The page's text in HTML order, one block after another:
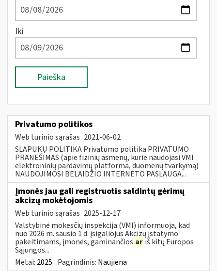
Iki
Paieška
Privatumo politikos
Web turinio sąrašas 2021-06-02
SLAPUKŲ POLITIKA Privatumo politika PRIVATUMO
PRANEŠIMAS (apie fizinių asmenų, kurie naudojasi VMI
elektroninių pardavimų platforma, duomenų tvarkymą)
NAUDOJIMOSI BELAIDŽIO INTERNETO PASLAUGA...
Įmonės jau gali registruotis saldintų gėrimų
akcizų mokėtojomis
Web turinio sąrašas 2025-12-17
Valstybinė mokesčių inspekcija (VMI) informuoja, kad
nuo 2026 m. sausio 1 d. įsigaliojus Akcizų įstatymo
pakeitimams, įmonės, gaminančios ar iš kitų Europos
Sąjungos...
Metai: 2025 Pagrindinis: Naujiena